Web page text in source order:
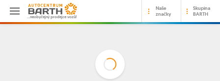
…neobyčejný prodejce vozů!
Naše
značky
Skupina
BARTH